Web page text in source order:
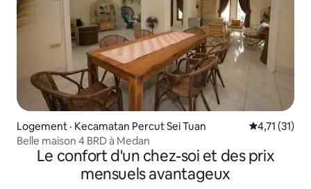
Logement · Kecamatan Percut Sei Tuan Note
4,71 (31)
Belle maison 4 BRD à Medan
Le confort d'un chez-soi et des prix
mensuels avantageux